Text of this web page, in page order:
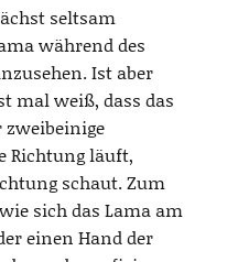
seltsam
während des
Ist aber
mal weiß, dass das
Richtung läuft,
schaut. Zum
sich das Lama am
einen Hand der